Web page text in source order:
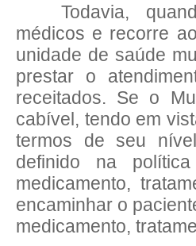
Todavia,
médicos e recorre
unidade de saúde
prestar o
receitados. Se o
cabível, tendo em
termos de seu
definido na
medicamento,
encaminhar o
medicamento,